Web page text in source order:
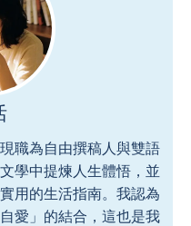
職為自由撰稿人與雙語
學中提煉人生體悟，並
用的生活指南。我認為
愛」的結合，這也是我